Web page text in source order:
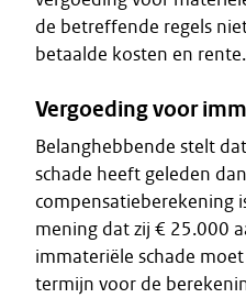
de betreffende regels
betaalde kosten en rente.
Vergoeding voor
Belanghebbende stelt
schade heeft geleden
compensatieberekening
mening dat zij € 25.000
immateriële schade
termijn voor de